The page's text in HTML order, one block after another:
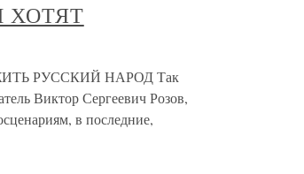
ХОТЯТ
РУССКИЙ НАРОД Так
Виктор Сергеевич Розов,
в последние,